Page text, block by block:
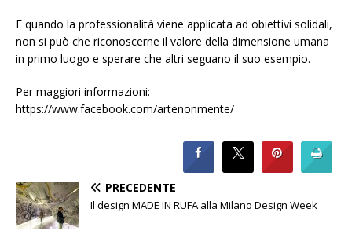
E quando la professionalità viene applicata ad obiettivi solidali,
non si può che riconoscerne il valore della dimensione umana
in primo luogo e sperare che altri seguano il suo esempio.
Per maggiori informazioni:
https://www.facebook.com/artenonmente/
PRECEDENTE
Il design MADE IN RUFA alla Milano Design Week